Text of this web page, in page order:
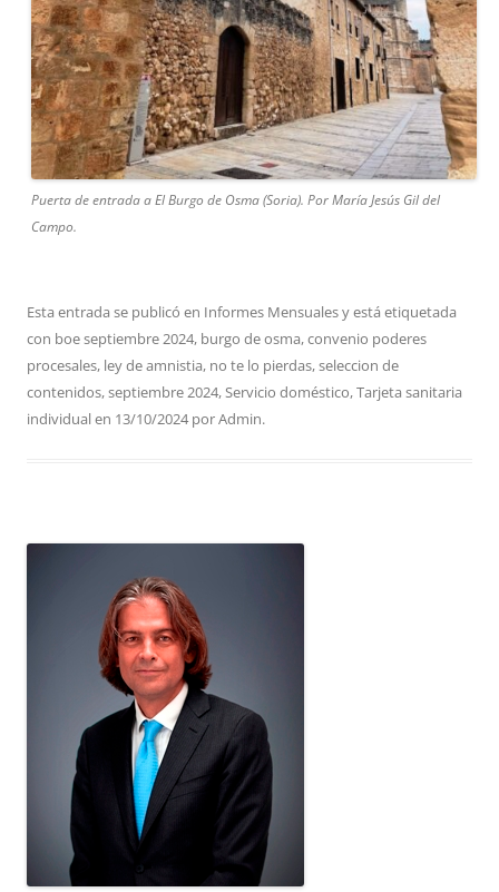
Puerta de entrada a El Burgo de Osma (Soria). Por María Jesús Gil del
Campo.
Esta entrada se publicó en Informes Mensualesy está etiquetada
con boe septiembre 2024, burgo de osma,convenio poderes
procesales, ley de amnistia, no te lo pierdas,seleccion de
contenidos,septiembre 2024,Servicio doméstico,Tarjeta sanitaria
individualen 13/10/2024porAdmin.